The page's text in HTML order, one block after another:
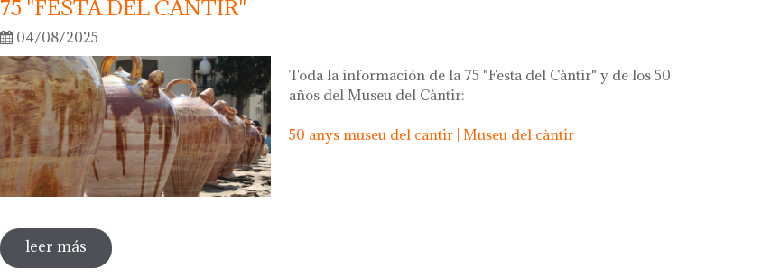
75 "FESTA DEL CÀNTIR"
04/08/2025
Toda la información de la 75 "Festa del Càntir" y de los 50
años del Museu del Càntir:
50 anys museu del cantir | Museu del càntir
leer más sobre 75 "festa del càntir"